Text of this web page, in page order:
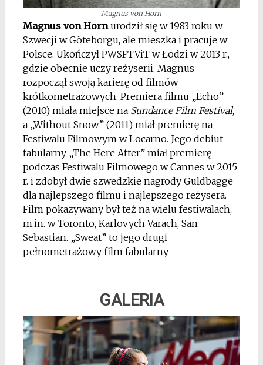
Magnus von Horn
Magnus von Hornurodził się w 1983 roku w
Szwecji w Göteborgu, ale mieszka i pracuje w
Polsce. Ukończył PWSFTViT w Łodzi w 2013 r.,
gdzie obecnie uczy reżyserii. Magnus
rozpoczął swoją karierę od filmów
krótkometrażowych. Premiera filmu „Echo”
(2010) miała miejsce na Sundance Film Festival,
a „Without Snow” (2011) miał premierę na
Festiwalu Filmowym w Locarno. Jego debiut
fabularny „The Here After” miał premierę
podczas Festiwalu Filmowego w Cannes w 2015
r. i zdobył dwie szwedzkie nagrody Guldbagge
dla najlepszego filmu i najlepszego reżysera.
Film pokazywany był też na wielu festiwalach,
m.in. w Toronto, Karlovych Varach, San
Sebastian. „Sweat” to jego drugi
pełnometrażowy film fabularny.
GALERIA